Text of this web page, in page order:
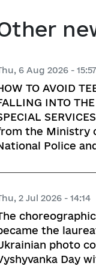
acts
for Studying
of the
of the
6 Aug 2026 - 15:57
TO AVOID
INTO
the Ministry
Police
2 Jul 2026 - 14:14
the
photo
Day